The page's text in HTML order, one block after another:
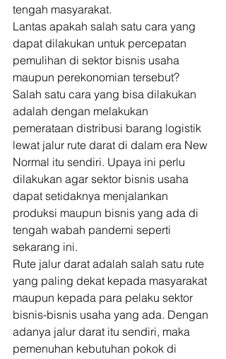
tengah masyarakat.
Lantas apakah salah satu cara yang
dapat dilakukan untuk percepatan
pemulihan di sektor bisnis usaha
maupun perekonomian tersebut?
Salah satu cara yang bisa dilakukan
adalah dengan melakukan
pemerataan distribusi barang logistik
lewat jalur rute darat di dalam era New
Normal itu sendiri. Upaya ini perlu
dilakukan agar sektor bisnis usaha
dapat setidaknya menjalankan
produksi maupun bisnis yang ada di
tengah wabah pandemi seperti
sekarang ini.
Rute jalur darat adalah salah satu rute
yang paling dekat kepada masyarakat
maupun kepada para pelaku sektor
bisnis-bisnis usaha yang ada. Dengan
adanya jalur darat itu sendiri, maka
pemenuhan kebutuhan pokok di